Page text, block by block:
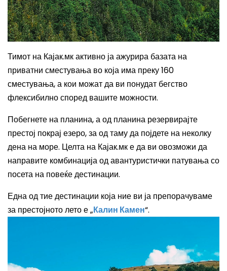
Тимот на Кајак.мк активно ја ажурира базата на
приватни сместувања во која има преку 160
сместувања,а кои можат да ви понудат бегство
флексибилно според вашите можности.
Побегнете на планина, а од планина резервирајте
престој покрај езеро, за од таму да појдете на неколку
дена на море. Целта на Кајак.мк е да ви овозможи да
направите комбинација од авантуристички патувања со
посета на повеќе дестинации.
Една од тие дестинации која ние ви ја препорачуваме
за престојното лето е „Калин Камен“.